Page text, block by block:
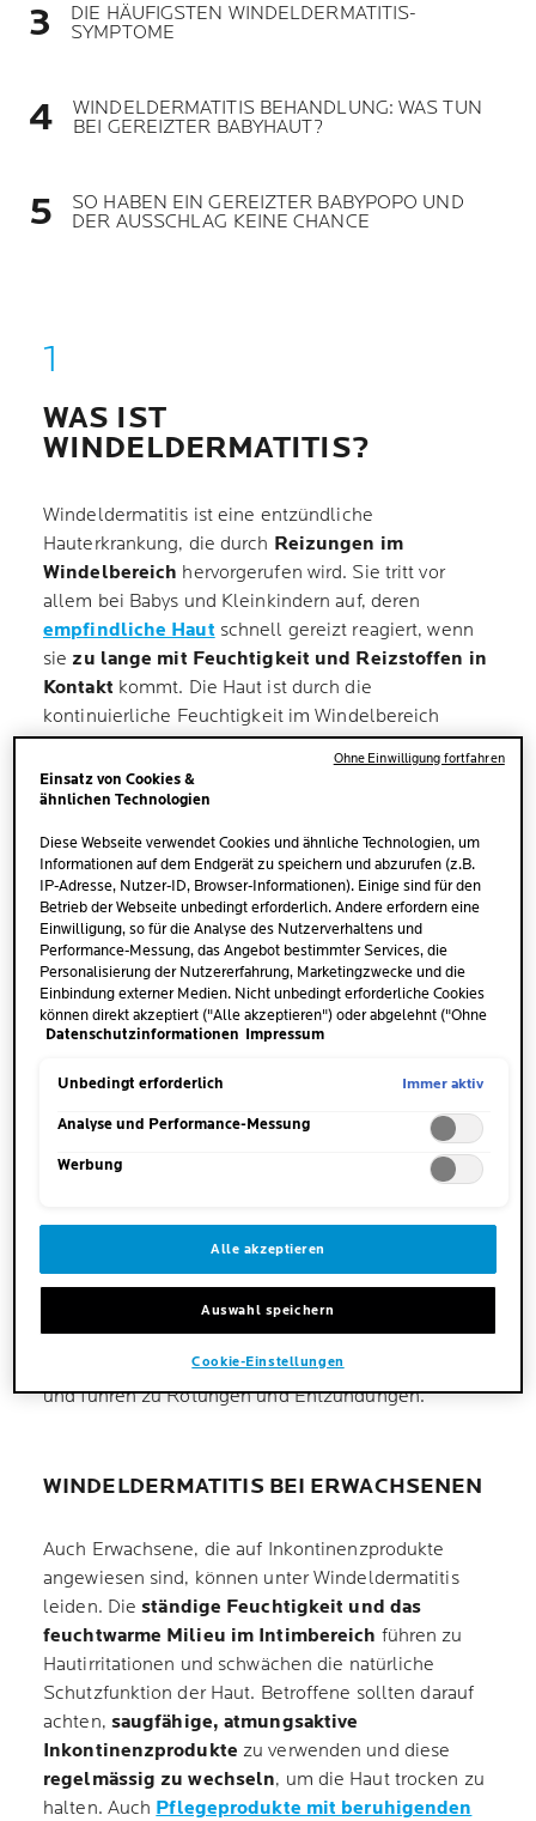
DIE HÄUFIGSTEN WINDELDERMATITIS-
SYMPTOME
WINDELDERMATITIS BEHANDLUNG: WAS TUN
BEI GEREIZTER BABYHAUT?
SO HABEN EIN GEREIZTER BABYPOPO UND
DER AUSSCHLAG KEINE CHANCE
WAS IST
WINDELDERMATITIS?
Windeldermatitis ist eine entzündliche
Hauterkrankung, die durch Reizungen im
Windelbereich hervorgerufen wird. Sie tritt vor
allem bei Babys und Kleinkindern auf, deren
empfindliche Haut schnell gereizt reagiert, wenn
sie zu lange mit Feuchtigkeit und Reizstoffen in
Kontakt kommt. Die Haut ist durch die
kontinuierliche Feuchtigkeit im Windelbereich
aufgeweicht und dadurch anfälliger für äussere
Einflüsse.
WIE SIEHT WINDELDERMATITIS AUS?
Windeldermatitis zeigt sich durch einegerötete
Haut, die sich warm anfühlt. Neben Rötungen
kommt es auch zuEntzündungenund manchmal
sogarkleinen Bläschen, nässenden Hautstellen
oder Schwellungen. Die Hautveränderungen treten
meist in den Bereichen auf, die direkten Kontakt mit
Die zarte Babyhaut ist besonders anfällig für
Windeldermatitis, da ihreSchutzbarriere noch
nicht vollständig entwickeltist. Das feuchte
Milieu in der Windel, die Reibung und der Kontakt
mit Urin und Stuhl belasten die empfindliche Haut
und führen zu Rötungen und Entzündungen.
WINDELDERMATITIS BEI ERWACHSENEN
Auch Erwachsene, die auf Inkontinenzprodukte
angewiesen sind, können unter Windeldermatitis
leiden. Dieständige Feuchtigkeit und das
feuchtwarme Milieu im Intimbereich führen zu
Hautirritationen und schwächen die natürliche
Schutzfunktion der Haut. Betroffene sollten darauf
achten, saugfähige, atmungsaktive
Inkontinenzprodukte zu verwenden und diese
regelmässig zu wechseln, um die Haut trocken zu
halten. Auch Pflegeprodukte mit beruhigenden
Einsatz von Cookies &
ähnlichen Technologien
Diese Webseite verwendet Cookies und ähnliche Technologien, um
Informationen auf dem Endgerät zu speichern und abzurufen (z.B.
IP-Adresse, Nutzer-ID, Browser-Informationen). Einige sind für den
Betrieb der Webseite unbedingt erforderlich. Andere erfordern eine
Einwilligung, so für die Analyse des Nutzerverhaltens und
Performance-Messung, das Angebot bestimmter Services, die
Personalisierung der Nutzererfahrung, Marketingzwecke und die
Einbindung externer Medien. Nicht unbedingt erforderliche Cookies
können direkt akzeptiert ("Alle akzeptieren") oder abgelehnt ("Ohne
Einwilligung fortfahren") werden. Individuelle Anpassungen der
speichern"). Die Auswahl kann jederzeit unter dem Link "Cookie-
unsere Datenschutzinformationen.
Datenschutzinformationen Impressum
Unbedingt erforderlich Immer aktiv
Analyse und Performance-Messung
Werbung
Alle akzeptieren
Auswahl speichern
Cookie-Einstellungen
Ohne Einwilligung fortfahren